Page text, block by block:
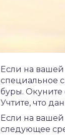
Если на
специальное
буры. Окуните
Учтите, что
Если на вашей
следующее